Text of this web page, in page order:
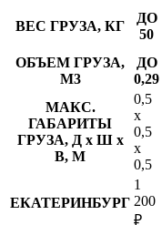
ВЕС ГРУЗА, КГ
ДО
50
ОБЪЕМ ГРУЗА,
М3
ДО
0,29
МАКС.
ГАБАРИТЫ
ГРУЗА, Д х Ш х
В, М
0,5
х
0,5
х
0,5
ЕКАТЕРИНБУРГ
1
200
₽